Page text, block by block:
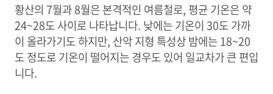
황산의 7월과 8월은 본격적인 여름철로, 평균 기온은 약
24~28도 사이로 나타납니다. 낮에는 기온이 30도 가까
이 올라가기도 하지만, 산악 지형 특성상 밤에는 18~20
도 정도로 기온이 떨어지는 경우도 있어 일교차가 큰 편입
니다.